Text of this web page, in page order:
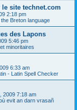
site technet.com
2:18 pm
Breton language
des Lapons
5:46 pm
minoritaires
6:33 am
- Latin Spell Checker
2009 7:18 am
evit an darn vrasañ